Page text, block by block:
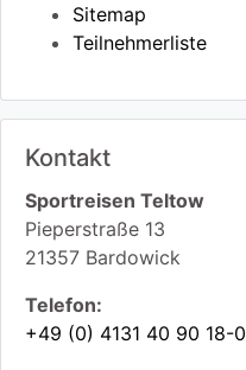
Sitemap
Teilnehmerliste
Kontakt
Sportreisen Teltow
Pieperstraße 13
21357 Bardowick
Telefon:
+49 (0) 4131 40 90 18-0